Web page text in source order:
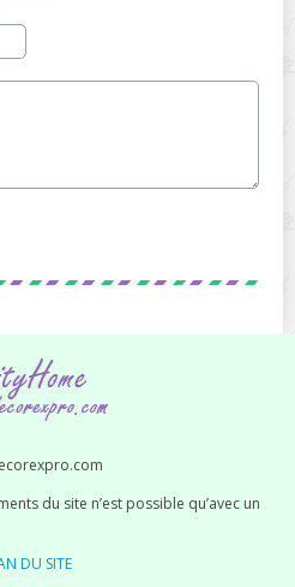
du site n’est possible qu’avec un
DU SITE